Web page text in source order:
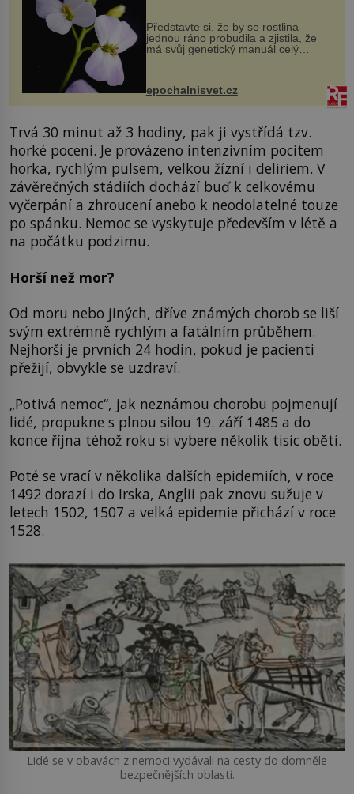
Představte si, že by se rostlina
jednou ráno probudila a zjistila, že
má svůj genetický manuál celý
vstupenka...
epochalnisvet.cz
Trvá 30 minut až 3 hodiny, pak ji vystřídá tzv.
horké pocení. Je provázeno intenzivním pocitem
horka, rychlým pulsem, velkou žízní i deliriem. V
závěrečných stádiích dochází buď k celkovému
vyčerpání a zhroucení anebo k neodolatelné touze
po spánku. Nemoc se vyskytuje především v létě a
na počátku podzimu.
Horší než mor?
Od moru nebo jiných, dříve známých chorob se liší
svým extrémně rychlým a fatálním průběhem.
Nejhorší je prvních 24 hodin, pokud je pacienti
přežijí, obvykle se uzdraví.
„Potivá nemoc“, jak neznámou chorobu pojmenují
lidé, propukne s plnou silou 19. září 1485 a do
konce října téhož roku si vybere několik tisíc obětí.
Poté se vrací v několika dalších epidemiích, v roce
1492 dorazí i do Irska, Anglii pak znovu sužuje v
letech 1502, 1507 a velká epidemie přichází v roce
1528.
Lidé se v obavách z nemoci vydávali na cesty do domněle
bezpečnějších oblastí.